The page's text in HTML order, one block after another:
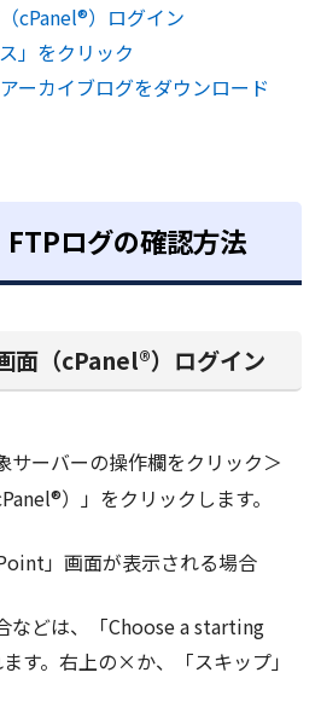
cPanel®）ログイン
」をクリック
ーカイブログをダウンロード
FTPログの確認方法
面（cPanel®）ログイン
サーバーの操作欄をクリック＞
）」をクリックします。
」画面が表示される場合
などは、「Choose a starting
す。右上の×か、「スキップ」